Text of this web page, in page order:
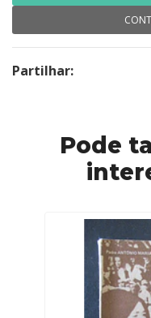
Partilhar:
Pode